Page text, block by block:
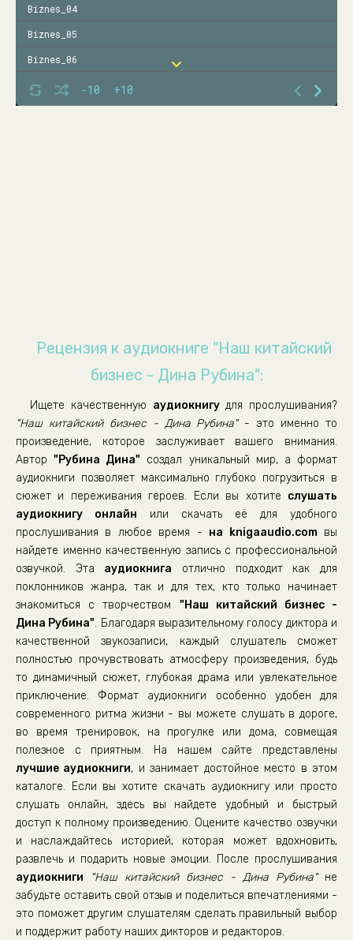
-10 +10
Biznes_04
Biznes_05
Biznes_06
Biznes_07
Biznes_08
Biznes_20
Biznes_21
Biznes_22
Рецензия к аудиокниге "Наш китайский
бизнес - Дина Рубина":
Ищете качественную аудиокнигудля прослушивания?
"Наш китайский бизнес - Дина Рубина"- это именно то
произведение, которое заслуживает вашего внимания.
Автор"Рубина Дина" создал уникальный мир, а формат
аудиокниги позволяет максимально глубоко погрузиться в
сюжет и переживания героев. Если вы хотите слушать
аудиокнигу онлайн или скачать её для удобного
прослушивания в любое время - на knigaaudio.comвы
найдете именно качественную запись с профессиональной
озвучкой. Эта аудиокнига отлично подходит как для
поклонников жанра, так и для тех, кто только начинает
знакомиться с творчеством "Наш китайский бизнес -
Дина Рубина". Благодаря выразительному голосу диктора и
качественной звукозаписи, каждый слушатель сможет
полностью прочувствовать атмосферу произведения, будь
то динамичный сюжет, глубокая драма или увлекательное
приключение. Формат аудиокниги особенно удобен для
современного ритма жизни - вы можете слушать в дороге,
во время тренировок, на прогулке или дома, совмещая
полезное с приятным. На нашем сайте представлены
лучшие аудиокниги, и занимает достойное место в этом
каталоге. Если вы хотите скачать аудиокнигу или просто
слушать онлайн, здесь вы найдете удобный и быстрый
доступ к полному произведению. Оцените качество озвучки
и наслаждайтесь историей, которая может вдохновить,
развлечь и подарить новые эмоции. После прослушивания
аудиокниги
"Наш китайский бизнес - Дина Рубина"не
забудьте оставить свой отзыв и поделиться впечатлениями -
это поможет другим слушателям сделать правильный выбор
и поддержит работу наших дикторов и редакторов.